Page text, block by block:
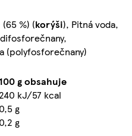
%) (korýši), Pitná voda,
(polyfosforečnany)
100 g obsahuje
240 kJ/57 kcal
0,5 g
0,2 g